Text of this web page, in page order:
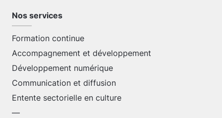
Nos services
Formation continue
Accompagnement et développement
Développement numérique
Communication et diffusion
Entente sectorielle en culture
—